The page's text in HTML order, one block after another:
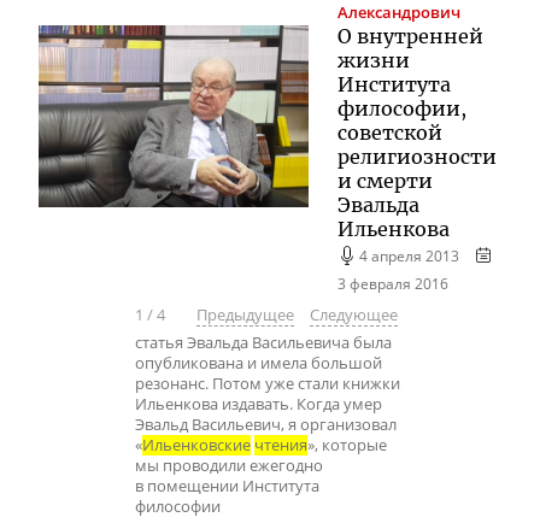
Александрович
О внутренней
жизни
Института
философии,
советской
религиозности
и смерти
Эвальда
Ильенкова
4 апреля 2013
3 февраля 2016
1 /4 Предыдущее
Следующее
статья Эвальда Васильевича была
опубликована и имела большой
резонанс. Потом уже стали книжки
Ильенкова издавать. Когда умер
Эвальд Васильевич, я организовал
«Ильенковские чтения», которые
мы проводили ежегодно
в помещении Института
философии